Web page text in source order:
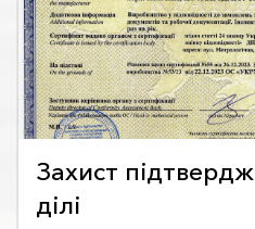
Захист
ділі